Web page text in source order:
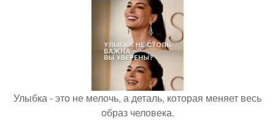
Улыбка - это не мелочь, а деталь, которая меняет весь
образ человека.